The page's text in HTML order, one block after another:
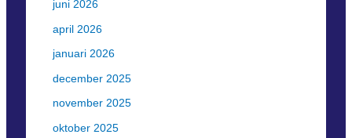
juni 2026
april 2026
januari 2026
december 2025
november 2025
oktober 2025